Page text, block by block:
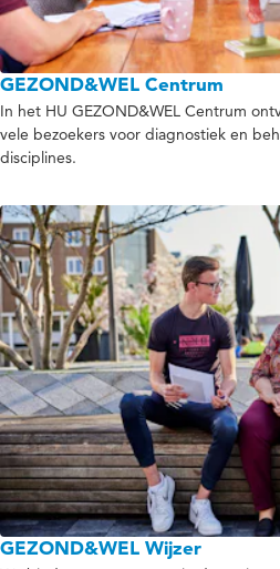
GEZOND&WEL Centrum
In het HU GEZOND&WEL Centrum
vele bezoekers voor diagnostiek en
disciplines.
GEZOND&WEL Wijzer